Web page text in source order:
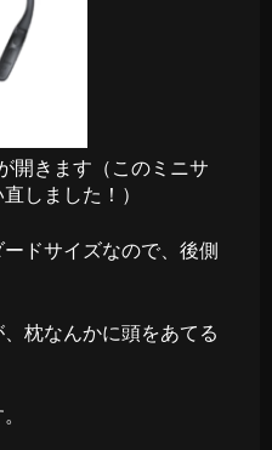
開きます（このミニサ
しました！）
ドサイズなので、後側
枕なんかに頭をあてる